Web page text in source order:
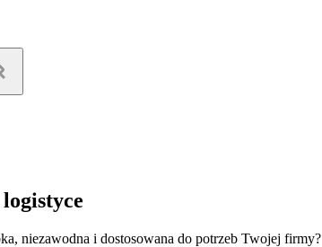
niezawodna i dostosowana do potrzeb Twojej firmy?